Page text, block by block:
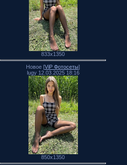
833x1350
Новое [ViP Фотосеты]
lugy 12.03.2025 18:16
850x1350